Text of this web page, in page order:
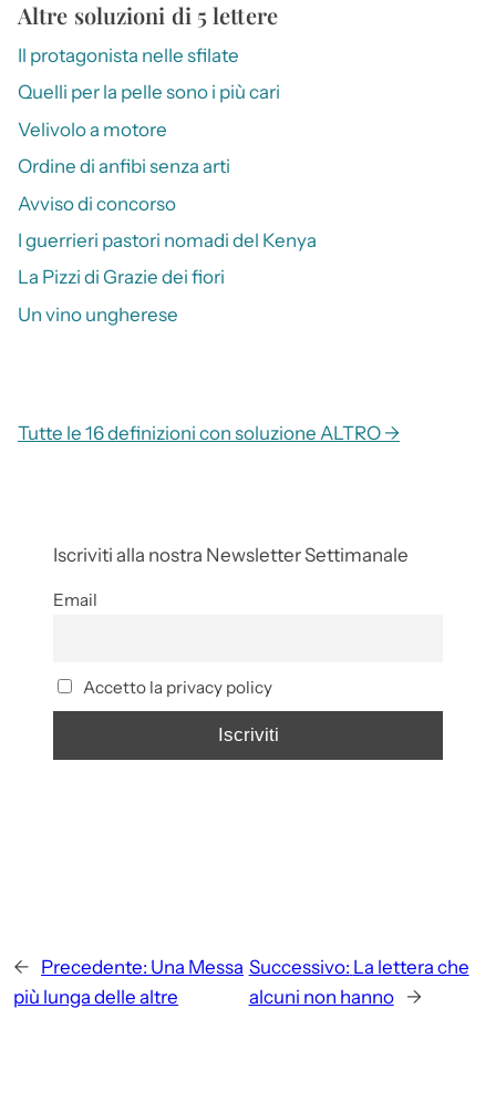
Altre soluzioni di 5 lettere
Il protagonista nelle sfilate
Quelli per la pelle sono i più cari
Velivolo a motore
Ordine di anfibi senza arti
Avviso di concorso
I guerrieri pastori nomadi del Kenya
La Pizzi di Grazie dei fiori
Un vino ungherese
Tutte le 16 definizioni con soluzione ALTRO →
Iscriviti alla nostra Newsletter Settimanale
Email
Accetto la privacy policy
← Precedente: Una Messa
più lunga delle altre
Successivo: La lettera che
alcuni non hanno
→